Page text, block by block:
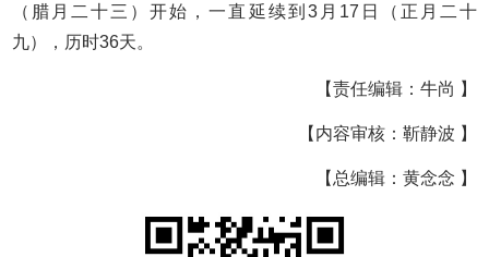
（腊月二十三）开始，一直延续到3月17日（正月二十
九），历时36天。
【责任编辑：牛尚 】
【内容审核：靳静波 】
【总编辑：黄念念 】